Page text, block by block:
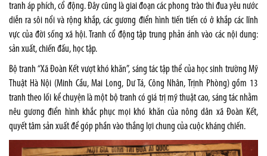
tranh áp phích, cổ động. Đây cũng là giai đoạn các phong trào thi đua yêu nước
diễn ra sôi nổi và rộng khắp, các gương điển hình tiến tiến có ở khắp các lĩnh
vực của đời sống xã hội. Tranh cổ động tập trung phản ánh vào các nội dung:
sản xuất, chiến đấu, học tập.
Bộ tranh “Xã Đoàn Kết vượt khó khăn”, sáng tác tập thể của học sinh trường Mỹ
Thuật Hà Nội (Minh Cầu, Mai Long, Dư Tá, Công Nhân, Trịnh Phòng) gồm 13
tranh theo lối kể chuyện là một bộ tranh có giá trị mỹ thuật cao, sáng tác nhằm
nêu gương điển hình khắc phục mọi khó khăn của nông dân xã Đoàn Kết,
quyết tâm sản xuất để góp phần vào thắng lợi chung của cuộc kháng chiến.